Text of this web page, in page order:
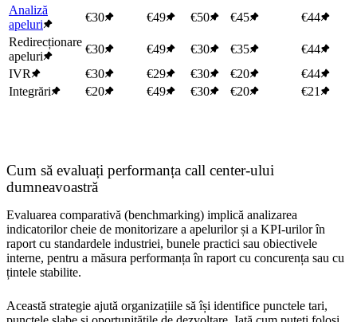
Analiză
apeluri
€30 €49 €50 €45
€44
Redirecționare
apeluri
€30 €49 €30 €35
€44
IVR
€30 €29 €30 €20
€44
Integrări
€20 €49 €30 €20 €21
Cum să evaluați performanța call center-ului
dumneavoastră
Evaluarea comparativă (benchmarking) implică analizarea
indicatorilor cheie de monitorizare a apelurilor și a KPI-urilor în
raport cu standardele industriei, bunele practici sau obiectivele
interne, pentru a măsura performanța în raport cu concurența sau cu
țintele stabilite.
Această strategie ajută organizațiile să își identifice punctele tari,